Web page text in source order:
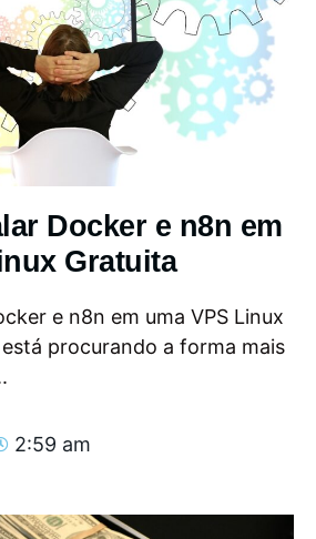
Docker e n8n em
Gratuita
e n8n em uma VPS Linux
procurando a forma mais
2:59 am